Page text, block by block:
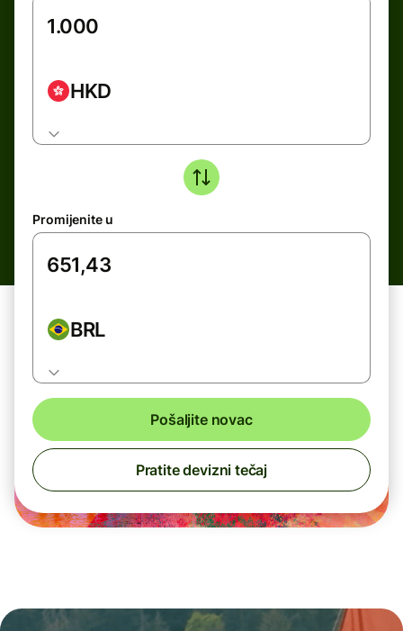
HKD
Promijenite u
BRL
Pošaljite novac
Pratite devizni tečaj